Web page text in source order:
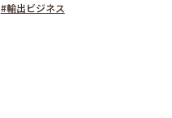
#輸出ビジネス